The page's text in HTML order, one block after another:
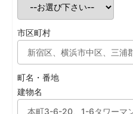
市区町村
町名・番地
建物名